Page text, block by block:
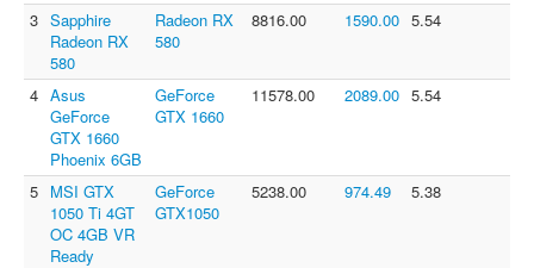
3 Sapphire
Radeon RX
580
Radeon RX
580
8816.00 1590.00 5.54
4 Asus
GeForce
GTX 1660
Phoenix 6GB
GeForce
GTX 1660
11578.00 2089.00 5.54
5 MSI GTX
1050 Ti 4GT
OC 4GB VR
Ready
GeForce
GTX1050
5238.00 974.49 5.38